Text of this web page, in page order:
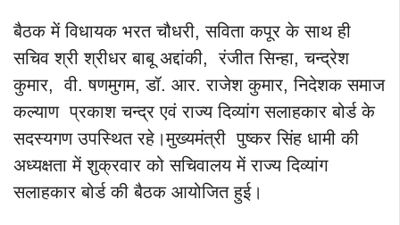
बैठक में विधायक भरत चौधरी, सविता कपूर के साथ ही
सचिव श्री श्रीधर बाबू अद्दांकी, रंजीत सिन्हा, चन्द्रेश
कुमार, वी. षणमुगम, डॉ. आर. राजेश कुमार, निदेशक समाज
कल्याण प्रकाश चन्द्र एवं राज्य दिव्यांग सलाहकार बोर्ड के
सदस्यगण उपस्थित रहे।मुख्यमंत्री पुष्कर सिंह धामी की
अध्यक्षता में शुक्रवार को सचिवालय में राज्य दिव्यांग
सलाहकार बोर्ड की बैठक आयोजित हुई।